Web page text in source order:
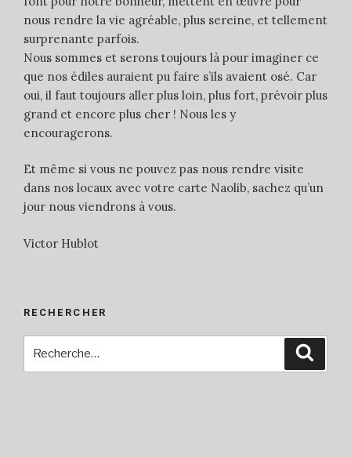
nous rendre la vie agréable, plus sereine, et tellement
surprenante parfois.
Nous sommes et serons toujours là pour imaginer ce
que nos édiles auraient pu faire s’ils avaient osé. Car
oui, il faut toujours aller plus loin, plus fort, prévoir plus
grand et encore plus cher ! Nous les y
encouragerons.
Et même si vous ne pouvez pas nous rendre visite
dans nos locaux avec votre carte Naolib, sachez qu’un
jour nous viendrons à vous.
Victor Hublot
RECHERCHER